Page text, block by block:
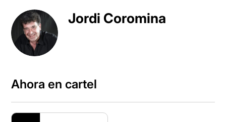
Jordi Coromina
Ahora en cartel